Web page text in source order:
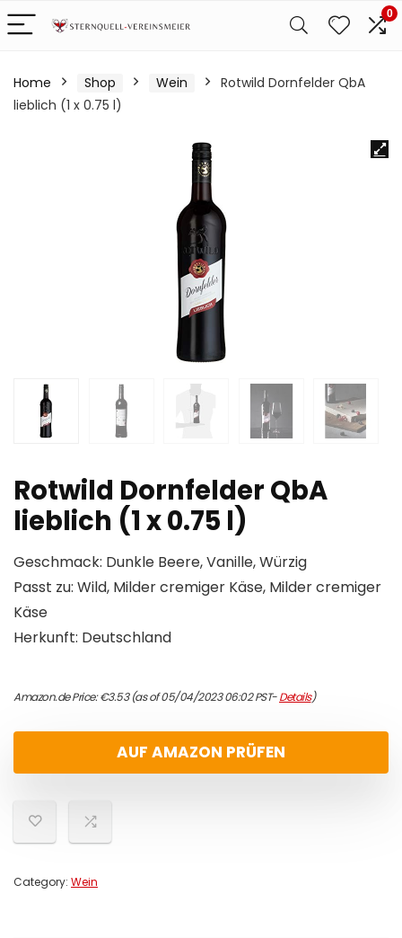
0
Home Shop Wein
Rotwild Dornfelder QbA
lieblich (1 x 0.75 l)
Rotwild Dornfelder QbA
lieblich (1 x 0.75 l)
Geschmack: Dunkle Beere, Vanille, Würzig
Passt zu: Wild, Milder cremiger Käse, Milder cremiger
Käse
Herkunft: Deutschland
Amazon.de Price:€3.53(as of 05/04/2023 06:02 PST-Details)
AUF AMAZON PRÜFEN
Category: Wein